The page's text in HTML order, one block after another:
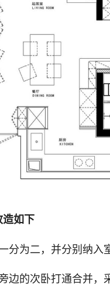
如下
分为二，并分别纳入
边的次卧打通合并，